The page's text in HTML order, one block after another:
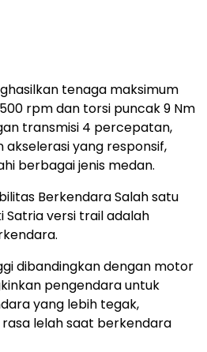
tenaga maksimum
rpm dan torsi puncak 9 Nm
transmisi 4 percepatan,
yang responsif,
berbagai jenis medan.
Berkendara Salah satu
Satria versi trail adalah
dibandingkan dengan motor
pengendara untuk
yang lebih tegak,
lelah saat berkendara